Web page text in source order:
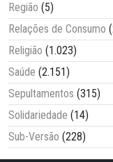
Região (5)
Relações de Consumo
Religião (1.023)
Saúde (2.151)
Sepultamentos (315)
Solidariedade (14)
Sub-Versão (228)